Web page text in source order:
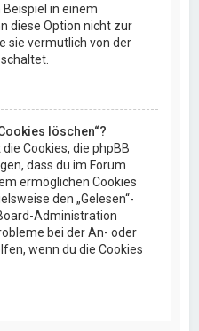
in einem
diese Option nicht zur
sie vermutlich von der
löschen“?
Cookies, die phpBB
dass du im Forum
ermöglichen Cookies
den „Gelesen“-
Administration
bei der An- oder
wenn du die Cookies